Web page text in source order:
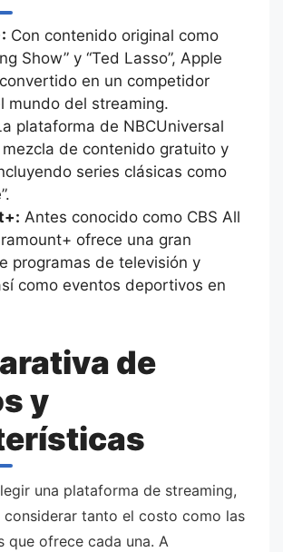
Con contenido original como
Show” y “Ted Lasso”, Apple
en un competidor
mundo del streaming.
plataforma de NBCUniversal
de contenido gratuito y
series clásicas como
Antes conocido como CBS All
ofrece una gran
programas de televisión y
como eventos deportivos en
de
y
una plataforma de streaming,
tanto el costo como las
que ofrece cada una. A